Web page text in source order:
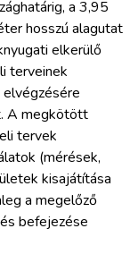
a 3,95
hosszú alagutat
elkerülő
terveinek
A megkötött
tervek
(mérések,
kisajátítása
a megelőző
befejezése